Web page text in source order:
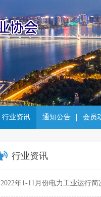
行业资讯 通知公告 会员
行业资讯
2022年1-11月份电力工业运行简